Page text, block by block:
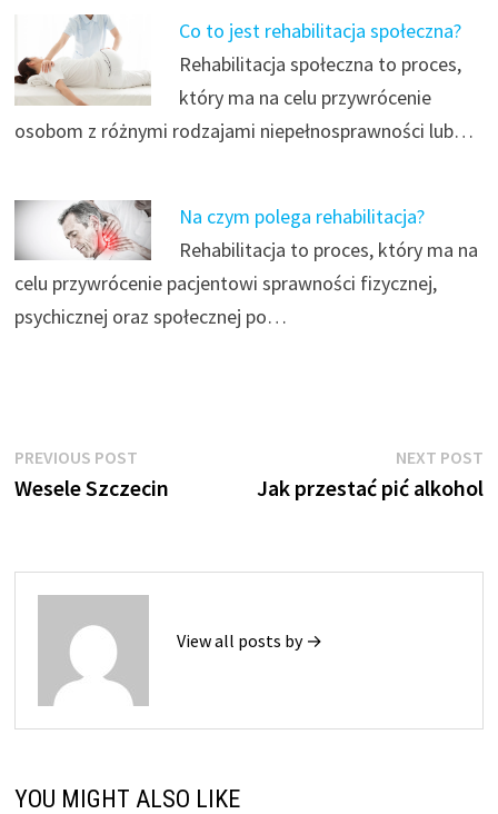
Co to jest rehabilitacja społeczna?
Rehabilitacja społeczna to proces,
który ma na celu przywrócenie
osobom z różnymi rodzajami niepełnosprawności lub…
Na czym polega rehabilitacja?
Rehabilitacja to proces, który ma na
celu przywrócenie pacjentowi sprawności fizycznej,
psychicznej oraz społecznej po…
Nawigacja
wpisu
PREVIOUS POSTPrevious
post:
Wesele Szczecin
NEXT POST
Jak przestać pić alkohol
View all posts by →
YOU MIGHT ALSO LIKE